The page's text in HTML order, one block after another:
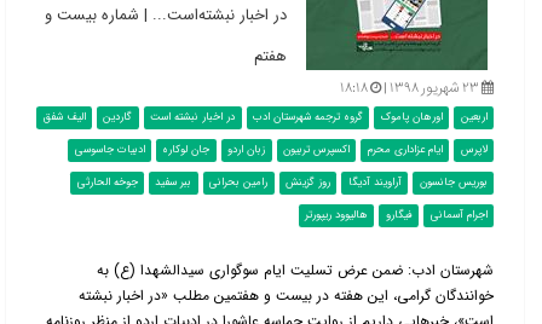
در اخبار نبشته‌است... | شماره بیست و
هفتم
۲۳ شهریور ۱۳۹۸ | ۱۸:۱۸
اربعین اورهان پاموک گروه ترجمه شهرستان ادب در اخبار نبشته است گاردین
الیف شفق
لاپرس
ایام عزاداری محرم اکسپرس تربیون زبان اردو جان لوکاره
ادبیات جاسوسی
بوریس جانسون
آراویند آدیگا روز گزینش رامین بحرانی ببر سفید
جوخه الحارثی
اجرام آسمانی
فیگارو هالیوود ریپورتر
شهرستان ادب: ضمن عرض تسلیت ایام سوگواری سیدالشهدا (ع) به
خوانندگان گرامی، این هفته در بیست و هفتمین مطلب «در اخبار نبشته